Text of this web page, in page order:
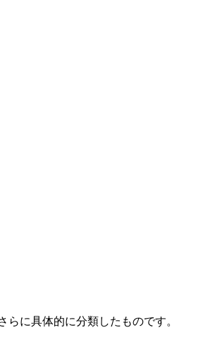
らに具体的に分類したものです。